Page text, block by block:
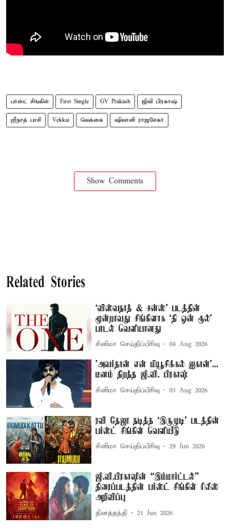
பர்ஸ்ட் சிங்கிள் First Single GV Prakash ஜிவி பிரகாஷ்
ஸ்ரீநாத் பாசி Vekkai வெக்கை ஷிவானி ராஜசேகர்
Show Comments
Related Stories
`விஸ்வநாத் & சன்ஸ்' படத்தின்
மூன்றாவது சிங்கிளாக `தி ஒன் ரூல்'
பாடல் வெளியானது
சினிமா செய்திப்பிரிவு 04 Aug 2026
'அவர்தான் என் மியூசிக்கல் ஐகான்'...
மனம் திறந்த ஜி.வி. பிரகாஷ்
சினிமா செய்திப்பிரிவு 03 Aug 2026
ரவி தேஜா நடித்த ‘இருமுடி’ படத்தின்
பர்ஸ்ட் சிங்கிள் வெளியீடு
சினிமா செய்திப்பிரிவு 29 Jun 2026
ஜி.வி.பிரகாஷின் “இம்மார்ட்டல்”
திரைப்படத்தின் பர்ஸ்ட் சிங்கிள் ரிலீஸ்
அறிவிப்பு
தினத்தந்தி 21 Jun 2026